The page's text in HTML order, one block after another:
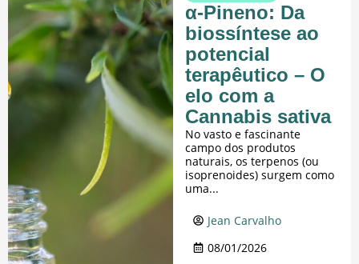
α-Pineno: Da
biossíntese ao
potencial
terapêutico – O
elo com a
Cannabis sativa
No vasto e fascinante
campo dos produtos
naturais, os terpenos (ou
isoprenoides) surgem como
uma...
Jean Carvalho
08/01/2026